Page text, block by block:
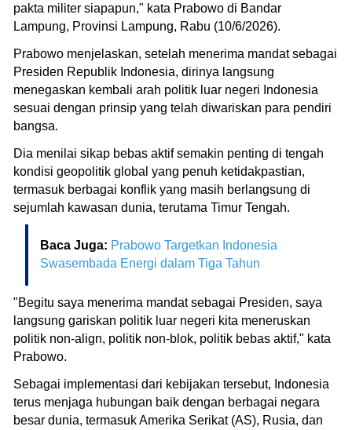
pakta militer siapapun," kata Prabowo di Bandar
Lampung, Provinsi Lampung, Rabu (10/6/2026).
Prabowo menjelaskan, setelah menerima mandat sebagai
Presiden Republik Indonesia, dirinya langsung
menegaskan kembali arah politik luar negeri Indonesia
sesuai dengan prinsip yang telah diwariskan para pendiri
bangsa.
Dia menilai sikap bebas aktif semakin penting di tengah
kondisi geopolitik global yang penuh ketidakpastian,
termasuk berbagai konflik yang masih berlangsung di
sejumlah kawasan dunia, terutama Timur Tengah.
Baca Juga: Prabowo Targetkan Indonesia
Swasembada Energi dalam Tiga Tahun
"Begitu saya menerima mandat sebagai Presiden, saya
langsung gariskan politik luar negeri kita meneruskan
politik non-align, politik non-blok, politik bebas aktif," kata
Prabowo.
Sebagai implementasi dari kebijakan tersebut, Indonesia
terus menjaga hubungan baik dengan berbagai negara
besar dunia, termasuk Amerika Serikat (AS), Rusia, dan